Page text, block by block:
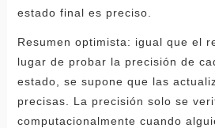
estado final es preciso.
Resumen optimista: igual que el
lugar de probar la precisión de
estado, se supone que las
precisas. La precisión solo se
computacionalmente cuando